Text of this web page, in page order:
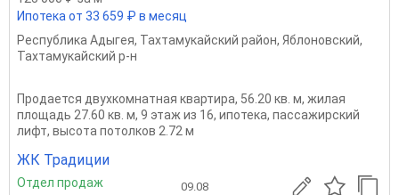
Ипотека от 33 659 ₽ в месяц
Республика Адыгея, Тахтамукайский район, Яблоновский,
Тахтамукайский р-н
Продается двухкомнатная квартира, 56.20 кв. м, жилая
площадь 27.60 кв. м, 9 этаж из 16, ипотека, пассажирский
лифт, высота потолков 2.72 м
ЖК Традиции
Отдел продаж 09.08